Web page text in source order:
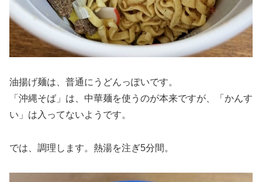
油揚げ麺は、普通にうどんっぽいです。
「沖縄そば」は、中華麺を使うのが本来ですが、「かんす
い」は入ってないようです。
では、調理します。熱湯を注ぎ5分間。